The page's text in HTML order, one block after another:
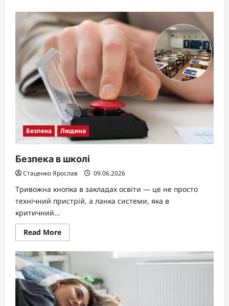
Безпека Людина
Безпека в школі
Стаценко Ярослав 09.06.2026
Тривожна кнопка в закладах освіти — це не просто
технічний пристрій, а ланка системи, яка в
критичний...
Read MoreRead
more
Безпека
в